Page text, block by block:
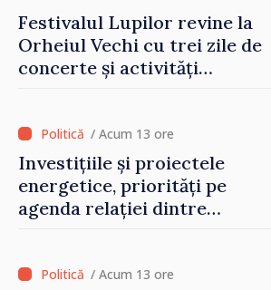
Festivalul Lupilor revine la
Orheiul Vechi cu trei zile de
concerte și activități
/ Acum 13 ore
Investițiile și proiectele
energetice, priorități pe
agenda relației dintre
/ Acum 13 ore